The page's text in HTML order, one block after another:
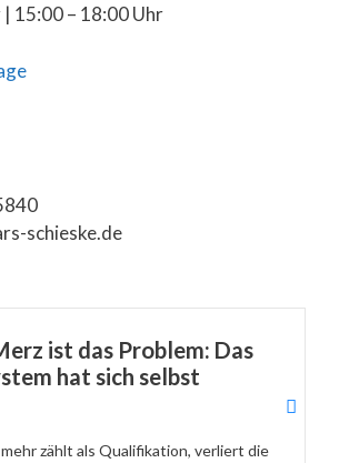
15:00 – 18:00 Uhr
schieske.de
ist das Problem: Das
hat sich selbst
zählt als Qualifikation, verliert die